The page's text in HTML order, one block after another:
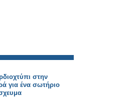
στην
για ένα σωτήριο